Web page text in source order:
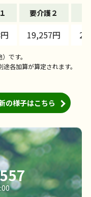
要介護２
19,257円
です。
各加算が算定されます。
の様子はこちら